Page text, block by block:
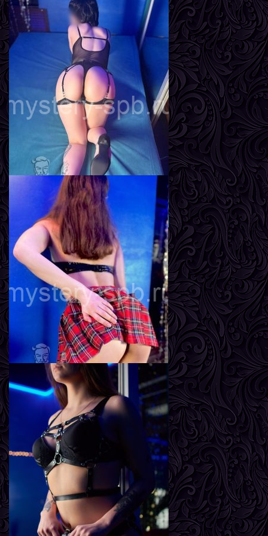
Адель
165 см
58 кг
3-й
Линда
Возраст
23
Рост
167 см
57 кг
2-й
Возраст18
169 см
Вес
52 кг
2-й